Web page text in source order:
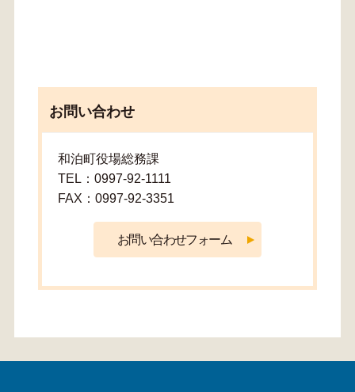
お問い合わせ
和泊町役場総務課
TEL：0997-92-1111
FAX：0997-92-3351